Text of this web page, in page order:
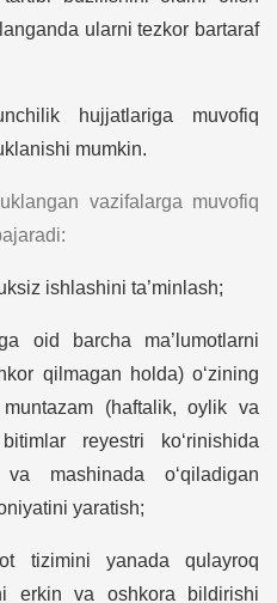
ularni tezkor bartaraf
hujjatlariga muvofiq
mumkin.
vazifalarga muvofiq
ishlashini ta’minlash;
oid barcha ma’lumotlarni
qilmagan holda) o‘zining
(haftalik, oylik va
reyestri ko‘rinishida
mashinada o‘qiladigan
yaratish;
tizimini yanada qulayroq
erkin va oshkora bildirishi